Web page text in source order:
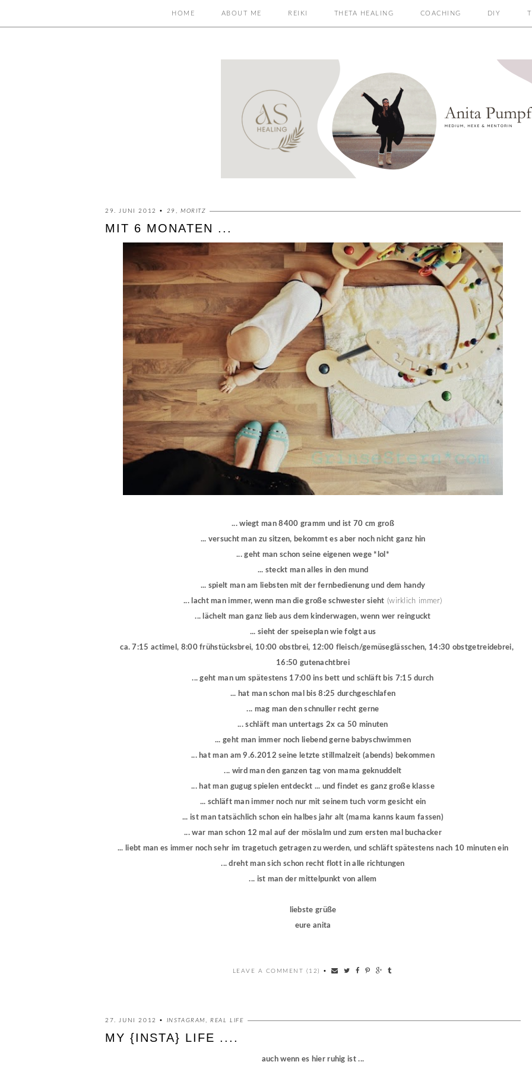
HOME ABOUT ME REIKI THETA HEALING COACHING DIY
29. JUNI 2012 • 29 ,MORITZ
MIT 6 MONATEN ...
... wiegt man 8400 gramm und ist 70 cm groß
... versucht man zu sitzen, bekommt es aber noch nicht ganz hin
... geht man schon seine eigenen wege *lol*
... steckt man alles in den mund
... spielt man am liebsten mit der fernbedienung und dem handy
... lacht man immer, wenn man die große schwester sieht (wirklich immer)
... lächelt man ganz lieb aus dem kinderwagen, wenn wer reinguckt
... sieht der speiseplan wie folgt aus
ca. 7:15 actimel, 8:00 frühstücksbrei, 10:00 obstbrei, 12:00 fleisch/gemüseglässchen, 14:30 obstgetreidebrei,
16:50 gutenachtbrei
... geht man um spätestens 17:00 ins bett und schläft bis 7:15 durch
... hat man schon mal bis 8:25 durchgeschlafen
... mag man den schnuller recht gerne
... schläft man untertags 2x ca 50 minuten
... geht man immer noch liebend gerne babyschwimmen
... hat man am 9.6.2012 seine letzte stillmalzeit (abends) bekommen
... wird man den ganzen tag von mama geknuddelt
... hat man gugug spielen entdeckt ... und findet es ganz große klasse
... schläft man immer noch nur mit seinem tuch vorm gesicht ein
... ist man tatsächlich schon ein halbes jahr alt (mama kanns kaum fassen)
... war man schon 12 mal auf der möslalm und zum ersten mal buchacker
... liebt man es immer noch sehr im tragetuch getragen zu werden, und schläft spätestens nach 10 minuten ein
... dreht man sich schon recht flott in alle richtungen
... ist man der mittelpunkt von allem
liebste grüße
eure anita
LEAVE A COMMENT (12) •
27. JUNI 2012 • INSTAGRAM ,REAL LIFE
MY {INSTA} LIFE ....
auch wenn es hier ruhig ist ...